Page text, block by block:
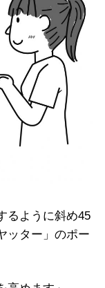
るように斜め45
ッター」のポー